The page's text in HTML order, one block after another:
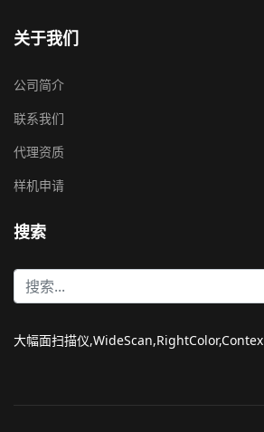
关于我们
公司简介
联系我们
代理资质
样机申请
搜索
站
内
索
大幅面扫描仪,WideScan,RightColor,Contex